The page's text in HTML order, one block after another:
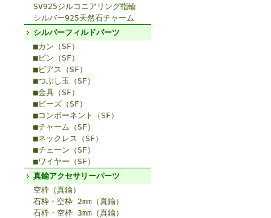
SV925ジルコニアリング指輪
シルバー925天然石チャーム
シルバーフィルドパーツ
■カン（SF）
■ピン（SF）
■ピアス（SF）
■つぶし玉（SF）
■金具（SF）
■ビーズ（SF）
■コンポーネント（SF）
■チャーム（SF）
■ネックレス（SF）
■チェーン（SF）
■ワイヤー（SF）
真鍮アクセサリーパーツ
空枠（真鍮）
石枠・空枠 2mm（真鍮）
石枠・空枠 3mm（真鍮）